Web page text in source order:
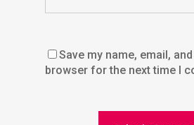
Save my name, email,
browser for the next time I